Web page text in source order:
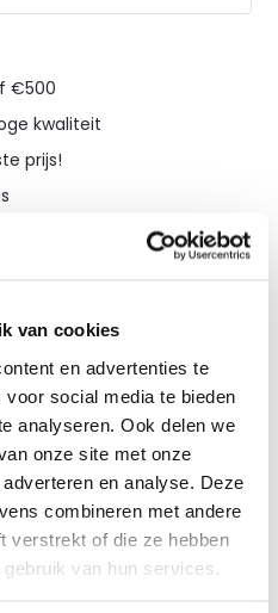
van cookies
en advertenties te
social media te bieden
analyseren. Ook delen we
onze site met onze
en analyse. Deze
combineren met andere
verstrekt of die ze hebben
van hun services.
€500
kwaliteit
prijs!